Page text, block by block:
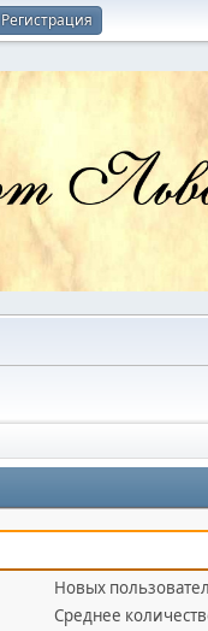
Регистрация
Новых
Среднее